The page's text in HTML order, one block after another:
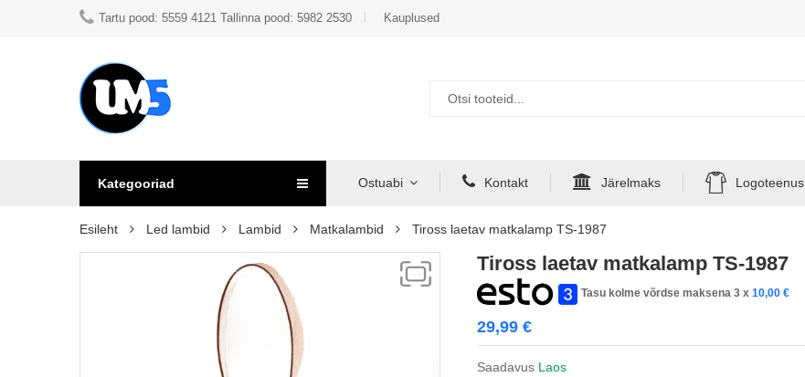
Tartu pood: 5559 4121 Tallinna pood: 5982 2530 Kauplused
Kategooriad Ostuabi Kontakt Järelmaks Logoteenus
Esileht Led lambid Lambid Matkalambid Tiross laetav matkalamp TS-1987
Tiross laetav matkalamp TS-1987
Tasu kolme võrdse maksena 3 x 10,00 €
29,99 €
Saadavus Laos